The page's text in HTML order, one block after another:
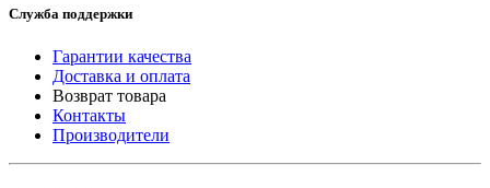
Служба поддержки
Гарантии качества
Доставка и оплата
Возврат товара
Контакты
Производители